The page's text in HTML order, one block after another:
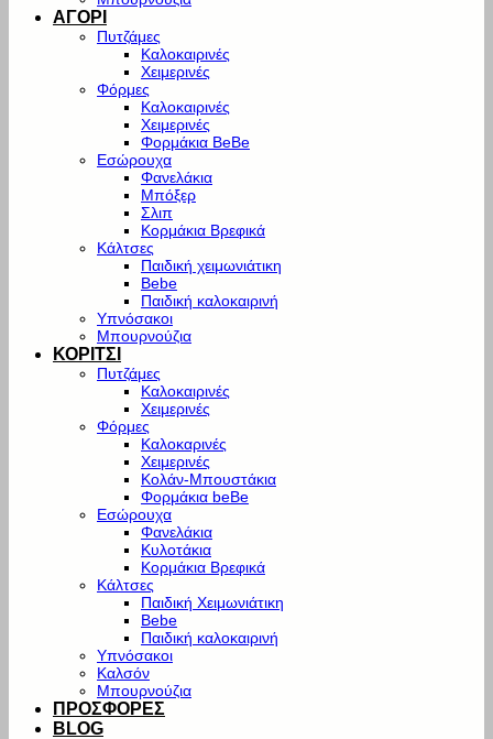
ΑΓΟΡΙ
Πυτζάμες
Καλοκαιρινές
Χειμερινές
Φόρμες
Καλοκαιρινές
Χειμερινές
Φορμάκια BeBe
Εσώρουχα
Φανελάκια
Μπόξερ
Σλιπ
Κορμάκια Βρεφικά
Κάλτσες
Παιδική χειμωνιάτικη
Bebe
Παιδική καλοκαιρινή
Υπνόσακοι
Μπουρνούζια
ΚΟΡΙΤΣΙ
Πυτζάμες
Καλοκαιρινές
Χειμερινές
Φόρμες
Καλοκαρινές
Χειμερινές
Κολάν-Μπουστάκια
Φορμάκια beBe
Εσώρουχα
Φανελάκια
Κυλοτάκια
Κορμάκια Βρεφικά
Κάλτσες
Παιδική Χειμωνιάτικη
Bebe
Παιδική καλοκαιρινή
Υπνόσακοι
Καλσόν
Μπουρνούζια
ΠΡΟΣΦΟΡΕΣ
BLOG